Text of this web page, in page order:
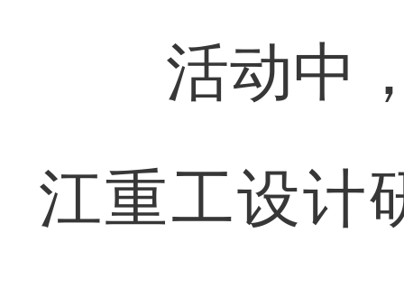
活动中，
江重工设计